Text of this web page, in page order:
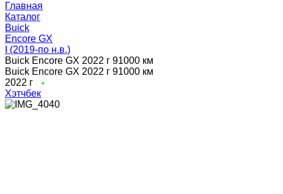
Главная
Каталог
Buick
Encore GX
I (2019-по н.в.)
Buick Encore GX 2022 г 91000 км
Buick Encore GX 2022 г 91000 км
2022 г
Хэтчбек